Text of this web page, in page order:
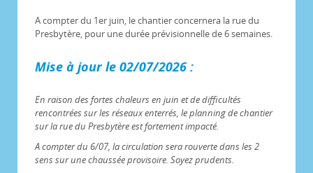
A compter du 1er juin, le chantier concernera la rue du
Presbytère, pour une durée prévisionnelle de 6 semaines.
Mise à jour le 02/07/2026 :
En raison des fortes chaleurs en juin et de difficultés
rencontrées sur les réseaux enterrés, le planning de chantier
sur la rue du Presbytère est fortement impacté.
A compter du 6/07, la circulation sera rouverte dans les 2
sens sur une chaussée provisoire. Soyez prudents.